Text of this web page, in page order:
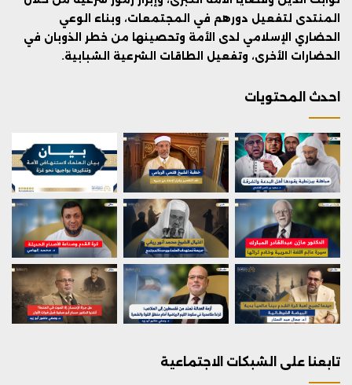
المنتدى لتفعيل دورهم في المجتمعات، وبناء الوعي
الحضاري الإسلامي لدى الأمة وتحصينها من خطر الذوبان في
الحضارات الأخرى، وتفعيل الطاقات الشرعية الشبابية.
احدث المحتويات
تابعنا على الشبكات الاجتماعية